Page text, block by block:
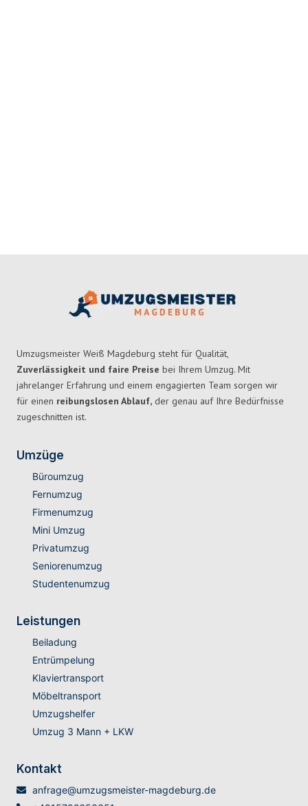
Umzugsmeister Weiß Magdeburg steht für Qualität,
Zuverlässigkeit und faire Preise bei Ihrem Umzug. Mit
jahrelanger Erfahrung und einem engagierten Team sorgen wir
für einen reibungslosen Ablauf, der genau auf Ihre Bedürfnisse
zugeschnitten ist.
Umzüge
Büroumzug
Fernumzug
Firmenumzug
Mini Umzug
Privatumzug
Seniorenumzug
Studentenumzug
Leistungen
Beiladung
Entrümpelung
Klaviertransport
Möbeltransport
Umzugshelfer
Umzug 3 Mann + LKW
Kontakt
anfrage@umzugsmeister-magdeburg.de